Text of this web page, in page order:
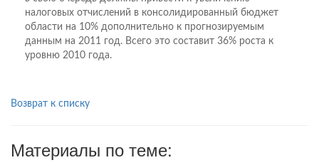
налоговых отчислений в консолидированный бюджет
области на 10% дополнительно к прогнозируемым
данным на 2011 год. Всего это составит 36% роста к
уровню 2010 года.
Возврат к списку
Материалы по теме: